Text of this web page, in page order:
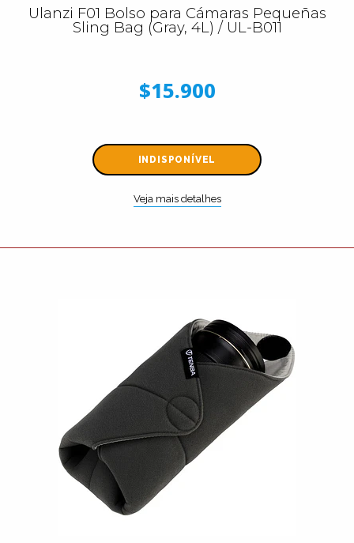
Ulanzi F01 Bolso para Cámaras Pequeñas
Sling Bag (Gray, 4L) / UL-B011
$15.900
INDISPONÍVEL
Veja mais detalhes